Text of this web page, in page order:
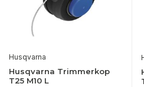
Husqvarna
Husqvarna Trimmerkop
T25 M10 L